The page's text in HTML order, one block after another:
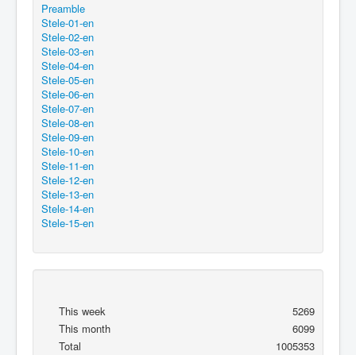
Preamble
Stele-01-en
Stele-02-en
Stele-03-en
Stele-04-en
Stele-05-en
Stele-06-en
Stele-07-en
Stele-08-en
Stele-09-en
Stele-10-en
Stele-11-en
Stele-12-en
Stele-13-en
Stele-14-en
Stele-15-en
This week
5269
This month
6099
Total
1005353